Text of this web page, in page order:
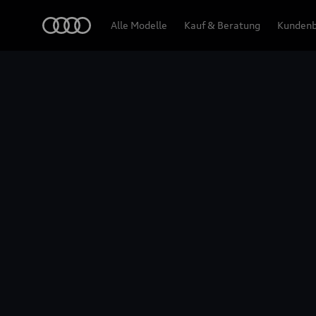
Alle Modelle Kauf & Beratung
Highlights